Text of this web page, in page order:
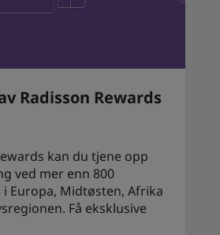
Radisson Rewards
kan du tjene opp
ved mer enn 800
i Europa, Midtøsten, Afrika
Få eksklusive